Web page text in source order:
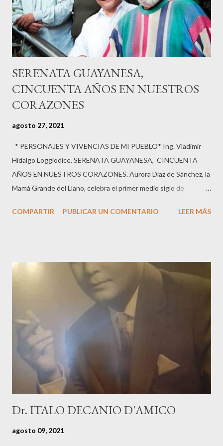
SERENATA GUAYANESA,
CINCUENTA AÑOS EN NUESTROS
CORAZONES
agosto 27, 2021
* PERSONAJES Y VIVENCIAS DE MI PUEBLO* Ing. Vladimir
Hidalgo Loggiodice. SERENATA GUAYANESA, CINCUENTA
AÑOS EN NUESTROS CORAZONES. Aurora Díaz de Sánchez, la
Mamá Grande del Llano, celebra el primer medio siglo de
desde los inicios de la inmortal agrupación vocal. Su exquisita
EL RÍO...* *Dra. Aurora Díaz de Sánchez* Eran los años de la
hermosísima década de los setenta del siglo pasado, plena de
acontecimientos que llenaban nuestras vidas con el diario
quehacer. Ya estábamos en Barinas, en el piedemonte, en la casa
construida entre el farallón nevado de la montaña y la sabanita
verde, poblada de palmas yaguas que nos conducían por un
caminito familiar hasta el rio… Aguas templadas, con el “yelo”
que bajaba del ce...
COMPARTIR PUBLICAR UN COMENTARIO LEER MÁS
Dr. ITALO DECANIO D'AMICO
agosto 09, 2021